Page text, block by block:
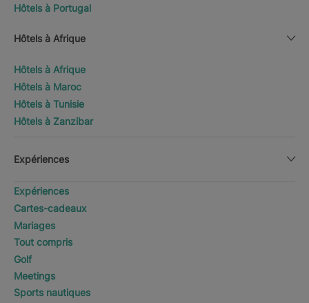
Hôtels à Portugal
Hôtels à Afrique
Hôtels à Afrique
Hôtels à Maroc
Hôtels à Tunisie
Hôtels à Zanzibar
Expériences
Expériences
Cartes-cadeaux
Mariages
Tout compris
Golf
Meetings
Sports nautiques